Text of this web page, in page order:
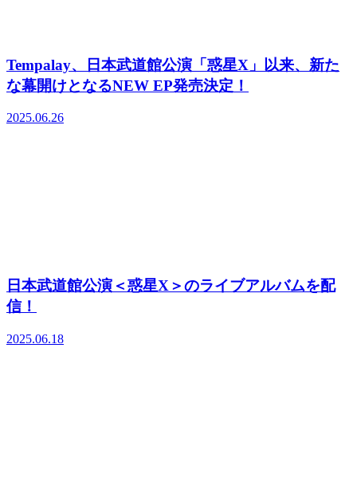
Tempalay、日本武道館公演「惑星X」以来、新た
な幕開けとなるNEW EP発売決定！
2025.06.26
日本武道館公演＜惑星X＞のライブアルバムを配
信！
2025.06.18